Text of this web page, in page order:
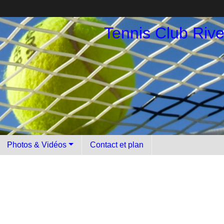
Tennis Club
Photos & Vidéos Contact et plan